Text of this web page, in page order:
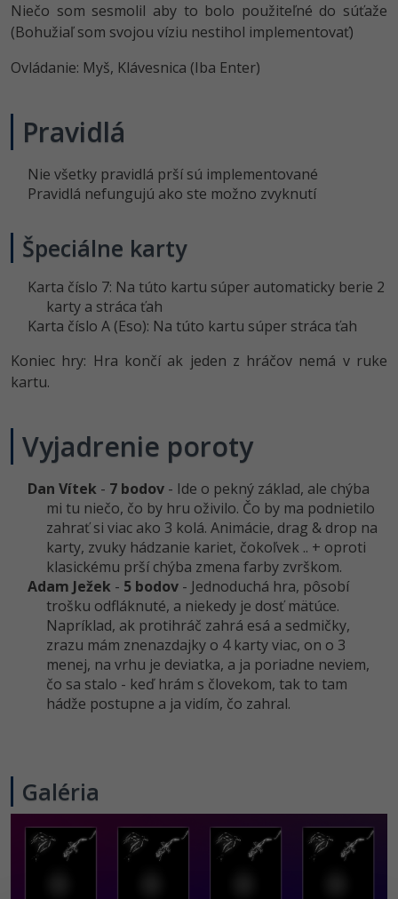
VB.NET
SQL
Algoritmy
Umelá inteligencia -10%
Fórum
Kurzy e-commerce
Marketing
WordPress
SEO -30%
UX
Business
Copywriting -30%
MS Office -80%
Fórum
Linux a UNIX
HTML/CSS -80%
Photoshop
Adobe Illustrator -80%
Adobe Lightroom -30%
Adobe XD -15%
Adobe InDesign -25%
Adobe After Effects
Fotografovanie -80%
Príbehy absolventov
Blog
Médiá
Kariéra
Niečo som sesmolil aby to bolo použiteľné do súťaže
(Bohužiaľ som svojou víziu nestihol implementovať)
Ovládanie: Myš, Klávesnica (Iba Enter)
Pravidlá
Nie všetky pravidlá prší sú implementované
Pravidlá nefungujú ako ste možno zvyknutí
Špeciálne karty
Karta číslo 7: Na túto kartu súper automaticky berie 2
karty a stráca ťah
Karta číslo A (Eso): Na túto kartu súper stráca ťah
Koniec hry: Hra končí ak jeden z hráčov nemá v ruke
kartu.
Vyjadrenie poroty
Dan Vítek - 7 bodov - Ide o pekný základ, ale chýba
mi tu niečo, čo by hru oživilo. Čo by ma podnietilo
zahrať si viac ako 3 kolá. Animácie, drag & drop na
karty, zvuky hádzanie kariet, čokoľvek .. + oproti
klasickému prší chýba zmena farby zvrškom.
Adam Ježek - 5 bodov - Jednoduchá hra, pôsobí
trošku odfláknuté, a niekedy je dosť mätúce.
Napríklad, ak protihráč zahrá esá a sedmičky,
zrazu mám znenazdajky o 4 karty viac, on o 3
menej, na vrhu je deviatka, a ja poriadne neviem,
čo sa stalo - keď hrám s človekom, tak to tam
hádže postupne a ja vidím, čo zahral.
Galéria